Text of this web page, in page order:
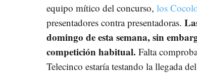
equipo mítico del concurso, los
presentadores contra presentadoras.
domingo de esta semana, sin
competición habitual. Falta
Telecinco estaría testando la llegada